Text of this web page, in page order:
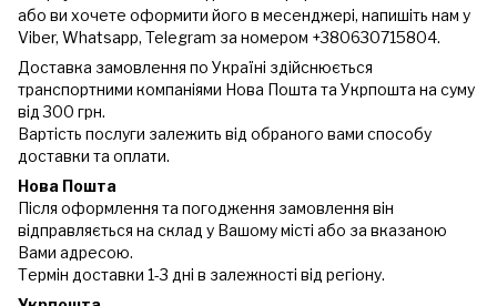
або ви хочете оформити його в месенджері, напишіть нам у
Viber, Whatsapp, Telegram за номером +380630715804.
Доставка замовлення по Україні здійснюється
транспортними компаніями Нова Пошта та Укрпошта на суму
від 300 грн.
Вартість послуги залежить від обраного вами способу
доставки та оплати.
Нова Пошта
Після оформлення та погодження замовлення він
відправляється на склад у Вашому місті або за вказаною
Вами адресою.
Термін доставки 1-3 дні в залежності від регіону.